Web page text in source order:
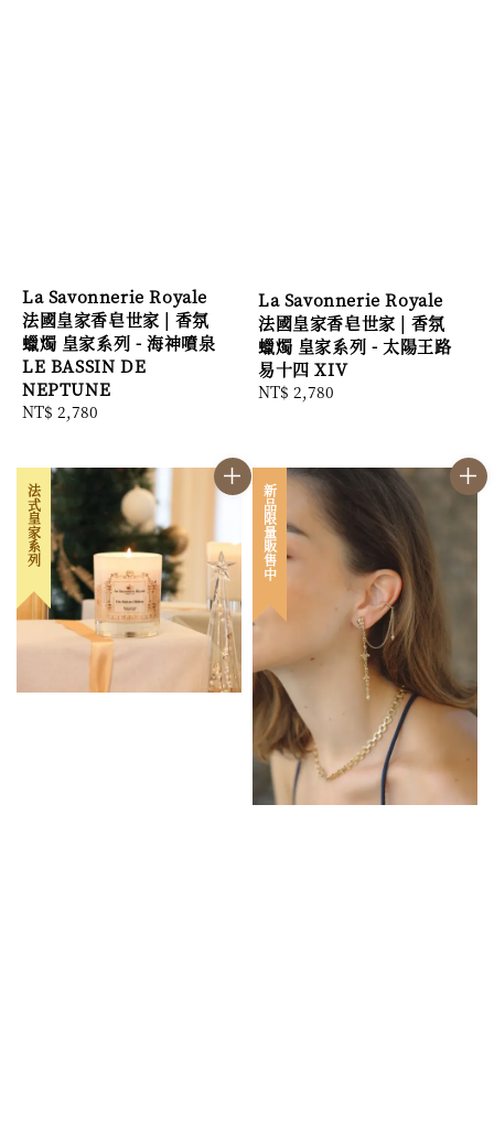
La Savonnerie Royale
法國皇家香皂世家 | 香氛
蠟燭 皇家系列 - 海神噴泉
LE BASSIN DE
NEPTUNE
Regular
NT$ 2,780
La Savonnerie Royale
法國皇家香皂世家 | 香氛
蠟燭 皇家系列 - 太陽王路
易十四 XIV
Regular
NT$ 2,780
法式皇家系列 新品限量販售中